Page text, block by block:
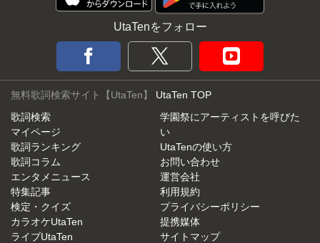
UtaTenをフォロー
無料歌詞検索サイト【UtaTen】 UtaTen TOP
歌詞検索
マイページ
歌詞ランキング
歌詞コラム
エンタメニュース
特集記事
検定・クイズ
カラオケUtaTen
ライブUtaTen
学園祭にアーティストを呼びた
い
UtaTenの使い方
お問い合わせ
運営会社
利用規約
プライバシーポリシー
提携媒体
サイトマップ